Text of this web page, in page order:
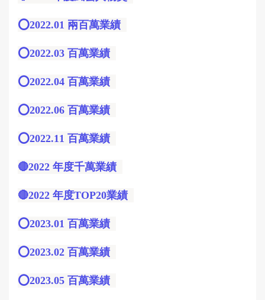
⭕️2022.01 兩百萬業績
⭕️2022.03 百萬業績
⭕️2022.04 百萬業績
⭕️2022.06 百萬業績
⭕️2022.11 百萬業績
🔴2022 年度千萬業績
🔴2022 年度TOP20業績
⭕️2023.01 百萬業績
⭕️2023.02 百萬業績
⭕️2023.05 百萬業績